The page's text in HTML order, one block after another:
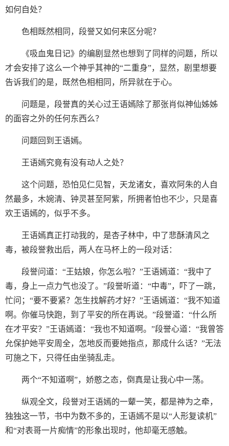
如何自处？
色相既然相同，段誉又如何来区分呢？
《吸血鬼日记》的编剧显然也想到了同样的问题，所以
才会安排了这么一个神乎其神的“二重身”，显然，剧里想要
告诉我们的是，既然色相相同，所异就在于心。
问题是，段誉真的关心过王语嫣除了那张肖似神仙姊姊
的面容之外的任何东西么？
问题回到王语嫣。
王语嫣究竟有没有动人之处？
这个问题，恐怕见仁见智，天龙诸女，喜欢阿朱的人自
然最多，木婉清、钟灵甚至阿紫，所拥者怕也不少，只是喜
欢王语嫣的，似乎不多。
王语嫣真正打动我的，是杏子林中，中了悲酥清风之
毒，被段誉救出后，两人在马杯上的一段对话：
段誉问道：“王姑娘，你怎么啦？”王语嫣道：“我中了
毒，身上一点力气也没了。”段誉听道：“中毒”，吓了一跳，
忙问；“要不要紧？怎生找解药才好？”王语嫣道：“我不知道
啊。你催马快跑，到了平安的所在再说。”段誉道：“什么所
在才平安？”王语嫣道：“我也不知道啊。”段誉心道：“我曾答
允保护她平安周全，怎地反而要她指点，那成什么话？”无法
可施之下，只得任由坐骑乱走。
两个“不知道啊”，娇憨之态，倒真是让我心中一荡。
纵观全文，段誉对王语嫣的一颦一笑，都是神为之牵，
独独这一节，书中为数不多的，王语嫣不是以“人形复读机”
和“对表哥一片痴情”的形象出现时，他却毫无感触。